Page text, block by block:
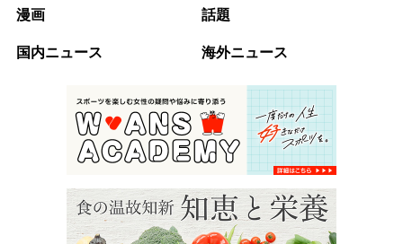
漫画 話題
国内ニュース 海外ニュース